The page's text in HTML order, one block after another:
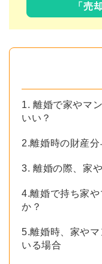
「売
1. 離婚で家やマ
いい？
2.離婚時の財産
3. 離婚の際、家
4.離婚で持ち家
か？
5.離婚時、家や
いる場合